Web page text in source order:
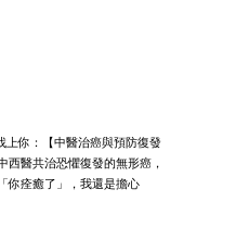
上你：【中醫治癌與預防復發
西醫共治恐懼復發的無形癌，
你痊癒了」，我還是擔心